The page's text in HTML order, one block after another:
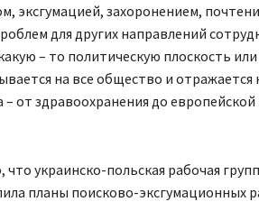
эксгумацией, захоронением,
для других направлений
– то политическую плоскость
на все общество и отражается
– от здравоохранения до
украинско-польская рабочая
планы поисково-эксгумационных